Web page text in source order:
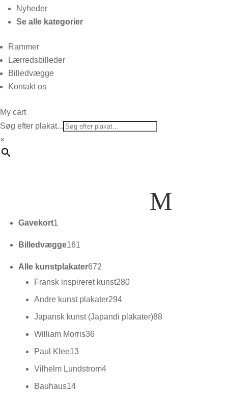
Nyheder
Se alle kategorier
Rammer
Lærredsbilleder
Billedvægge
Kontakt os
My cart
Søg efter plakat...
×
M
Gavekort1
Billedvægge161
Alle kunstplakater672
varer
Fransk inspireret kunst280280
Andre kunst plakater294294
varer
Japansk kunst (Japandi plakater)8888
William Morris36
Paul Klee1313
varer
Vilhelm Lundstrom44
Bauhaus1414